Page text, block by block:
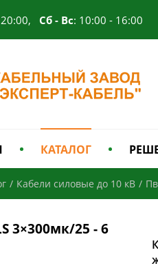
Сб - Вс: 10:00 - 16:00
КАТАЛОГ
/ Кабели силовые до 10 кВ /
3×300мк/25 - 6